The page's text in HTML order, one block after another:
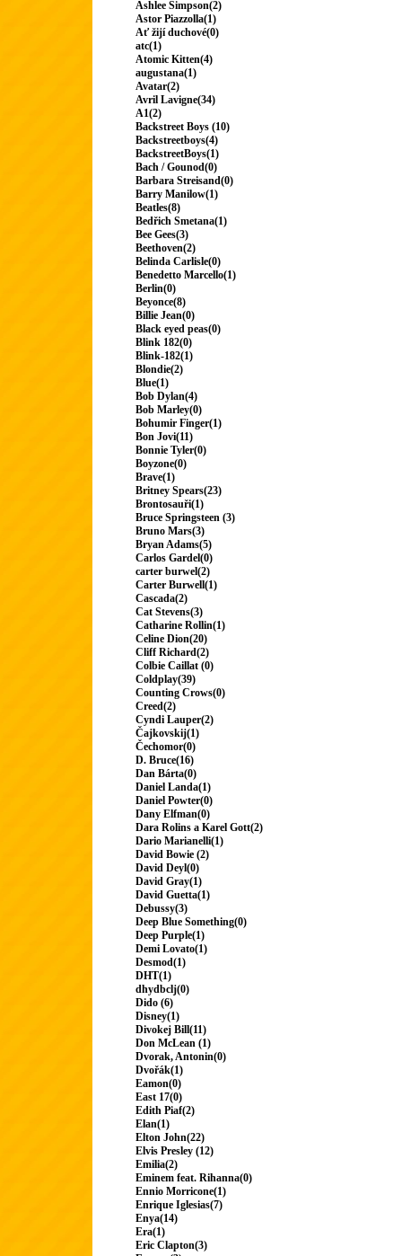
Ashlee Simpson(2)
Astor Piazzolla(1)
Ať žijí duchové(0)
atc(1)
Atomic Kitten(4)
augustana(1)
Avatar(2)
Avril Lavigne(34)
A1(2)
Backstreet Boys (10)
Backstreetboys(4)
BackstreetBoys(1)
Bach / Gounod(0)
Barbara Streisand(0)
Barry Manilow(1)
Beatles(8)
Bedřich Smetana(1)
Bee Gees(3)
Beethoven(2)
Belinda Carlisle(0)
Benedetto Marcello(1)
Berlin(0)
Beyonce(8)
Billie Jean(0)
Black eyed peas(0)
Blink 182(0)
Blink-182(1)
Blondie(2)
Blue(1)
Bob Dylan(4)
Bob Marley(0)
Bohumir Finger(1)
Bon Jovi(11)
Bonnie Tyler(0)
Boyzone(0)
Brave(1)
Britney Spears(23)
Brontosauři(1)
Bruce Springsteen (3)
Bruno Mars(3)
Bryan Adams(5)
Carlos Gardel(0)
carter burwel(2)
Carter Burwell(1)
Cascada(2)
Cat Stevens(3)
Catharine Rollin(1)
Celine Dion(20)
Cliff Richard(2)
Colbie Caillat (0)
Coldplay(39)
Counting Crows(0)
Creed(2)
Cyndi Lauper(2)
Čajkovskij(1)
Čechomor(0)
D. Bruce(16)
Dan Bárta(0)
Daniel Landa(1)
Daniel Powter(0)
Dany Elfman(0)
Dara Rolins a Karel Gott(2)
Dario Marianelli(1)
David Bowie (2)
David Deyl(0)
David Gray(1)
David Guetta(1)
Debussy(3)
Deep Blue Something(0)
Deep Purple(1)
Demi Lovato(1)
Desmod(1)
DHT(1)
dhydbclj(0)
Dido (6)
Disney(1)
Divokej Bill(11)
Don McLean (1)
Dvorak, Antonin(0)
Dvořák(1)
Eamon(0)
East 17(0)
Edith Piaf(2)
Elan(1)
Elton John(22)
Elvis Presley (12)
Emilia(2)
Eminem feat. Rihanna(0)
Ennio Morricone(1)
Enrique Iglesias(7)
Enya(14)
Era(1)
Eric Clapton(3)